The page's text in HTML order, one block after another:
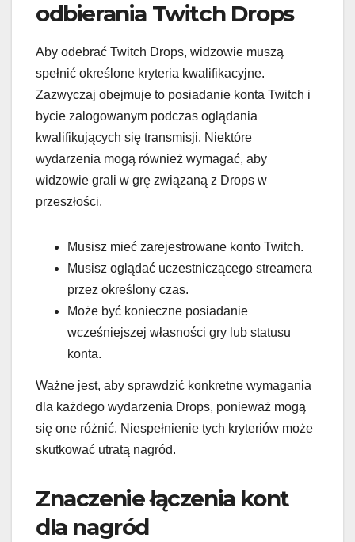
odbierania Twitch Drops
Aby odebrać Twitch Drops, widzowie muszą
spełnić określone kryteria kwalifikacyjne.
Zazwyczaj obejmuje to posiadanie konta Twitch i
bycie zalogowanym podczas oglądania
kwalifikujących się transmisji. Niektóre
wydarzenia mogą również wymagać, aby
widzowie grali w grę związaną z Drops w
przeszłości.
Musisz mieć zarejestrowane konto Twitch.
Musisz oglądać uczestniczącego streamera
przez określony czas.
Może być konieczne posiadanie
wcześniejszej własności gry lub statusu
konta.
Ważne jest, aby sprawdzić konkretne wymagania
dla każdego wydarzenia Drops, ponieważ mogą
się one różnić. Niespełnienie tych kryteriów może
skutkować utratą nagród.
Znaczenie łączenia kont
dla nagród